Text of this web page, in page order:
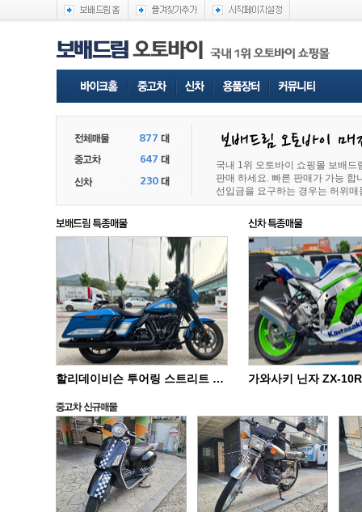
국내 1위 오토바이 쇼핑몰 보배
판매 하세요. 빠른 판매가 가능
선입금을 요구하는 경우는 허위
할리데이비슨 투어링 스트리트 글라이드 스페셜 FLHXS